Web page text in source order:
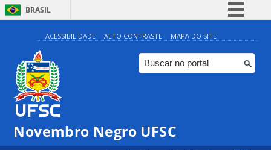
BRASIL
Simplifique!
Comunica BR
Participe
ACESSIBILIDADE ALTO CONTRASTE MAPA DO SITE
Novembro Negro UFSC